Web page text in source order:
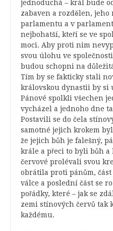
jednoduchá – král bude
zabaven a rozdělen, jeho
parlamentu a v
nejbohatší, kteří se ve
moci. Aby proti nim
svou úlohu ve
budou schopni na
Tím by se fakticky stali
královskou dynastii by si
Pánové spolkli všechen
vycházel a jednoho dne
Postavili se do čela
samotné jejich krokem
že jejich bůh je falešný,
krále a přeci to byli bůh
červové prolévali svou
obrátila proti pánům,
válce a poslední část se
pořádky, které – jak se
zemi stínových červů tak
každému.